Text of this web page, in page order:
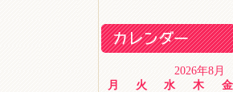
2026年8月
月
火 水 木 金